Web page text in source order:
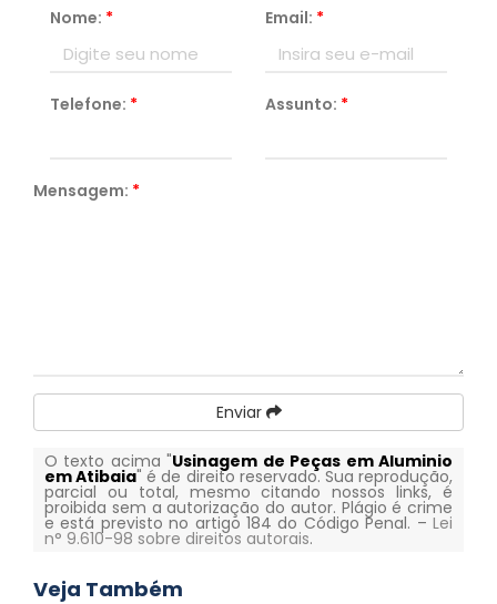
Nome: * Email: *
Telefone: * Assunto: *
Mensagem: *
Enviar
O texto acima "Usinagem de Peças em Aluminio
em Atibaia" é de direito reservado. Sua reprodução,
parcial ou total, mesmo citando nossos links, é
proibida sem a autorização do autor. Plágio é crime
e está previsto no artigo 184 do Código Penal. – Lei
n° 9.610-98 sobre direitos autorais.
Veja Também